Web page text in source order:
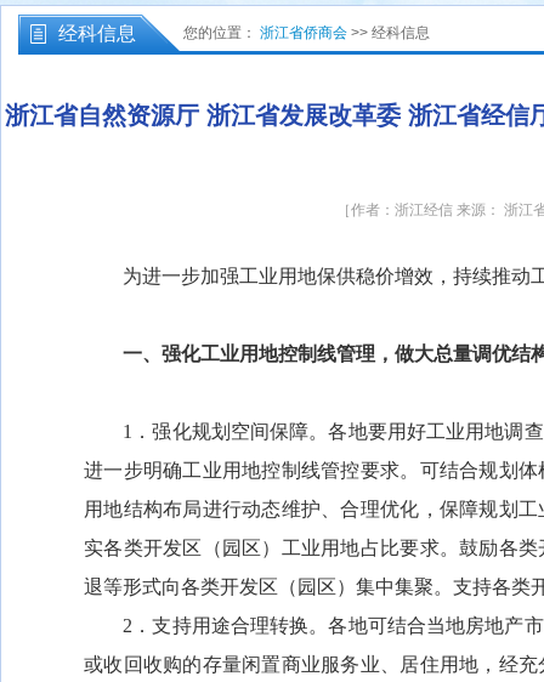
经科信息 您的位置： 浙江省侨商会 >> 经科信息
浙江省自然资源厅 浙江省发展改革委 浙江省经
［作者：浙江经信 来源： 浙
为进一步加强工业用地保供稳价增效，持续推动
一、强化工业用地控制线管理，做大总量调优结
1．强化规划空间保障。各地要用好工业用地调查
进一步明确工业用地控制线管控要求。可结合规划
用地结构布局进行动态维护、合理优化，保障规划
实各类开发区（园区）工业用地占比要求。鼓励各
退等形式向各类开发区（园区）集中集聚。支持各类
2．支持用途合理转换。各地可结合当地房地产市
或收回收购的存量闲置商业服务业、居住用地，经